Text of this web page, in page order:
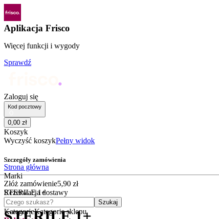
Aplikacja Frisco
Więcej funkcji i wygody
Sprawdź
Zaloguj się
Kod pocztowy
0,00 zł
Koszyk
Wyczyść koszykPełny widok
Szczegóły zamówienia
Złóż zamówienie5,90 zł
Rezerwacja dostawy
Czego szukasz?
Szukaj
KategorieKategorie sklepu
Strona główna
Marki
STERILE 1+